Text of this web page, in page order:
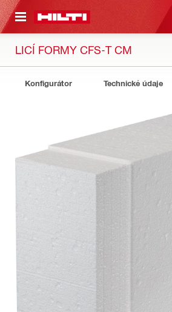
HLAVNÍ OBSAH
LICÍ FORMY CFS-T CM
Konfigurátor Technické údaje